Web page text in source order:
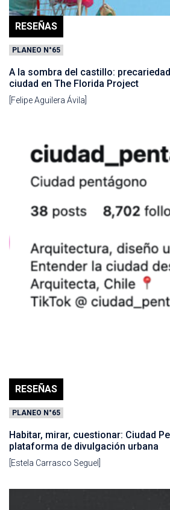
RESEÑAS
PLANEO N°65
A la sombra del castillo:
ciudad en The Florida Project
[Felipe Aguilera Ávila]
RESEÑAS
PLANEO N°65
Habitar, mirar, cuestionar: Ciudad
plataforma de divulgación urbana
[Estela Carrasco Seguel]